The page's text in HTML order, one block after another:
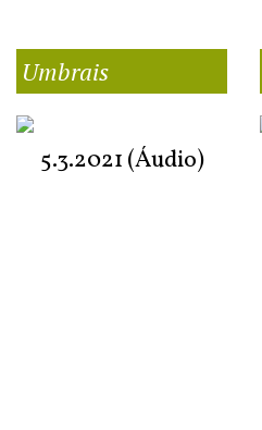
Umbrais
5.3.2021 (Áudio)